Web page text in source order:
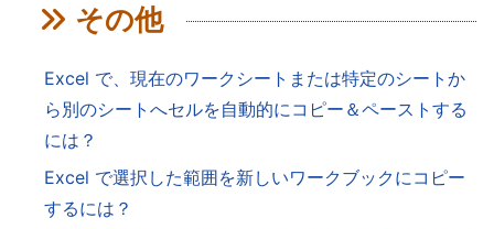
その他
Excel で、現在のワークシートまたは特定のシートか
ら別のシートへセルを自動的にコピー＆ペーストする
には？
Excel で選択した範囲を新しいワークブックにコピー
するには？